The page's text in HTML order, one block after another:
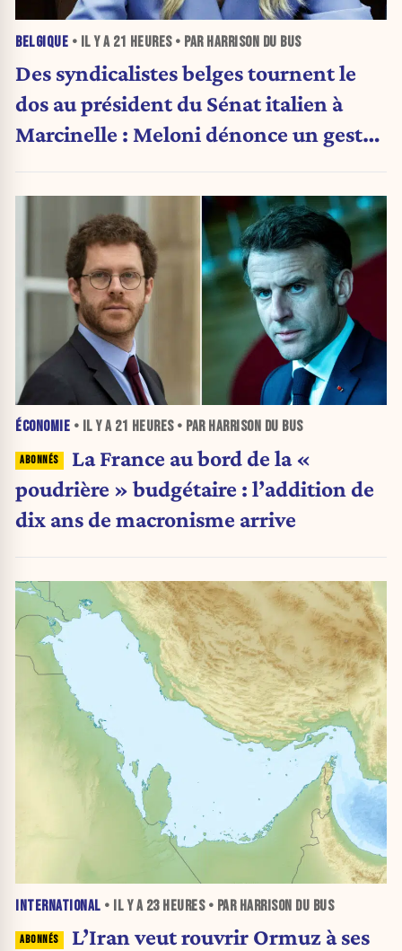
BELGIQUE • IL Y A 21 HEURES• PAR HARRISON DU BUS
Des syndicalistes belges tournent le
dos au président du Sénat italien à
Marcinelle : Meloni dénonce un geste
ÉCONOMIE • IL Y A 21 HEURES• PAR HARRISON DU BUS
La France au bord de la «
poudrière » budgétaire : l’addition de
dix ans de macronisme arrive
INTERNATIONAL • IL Y A 23 HEURES• PAR HARRISON DU BUS
L’Iran veut rouvrir Ormuz à ses